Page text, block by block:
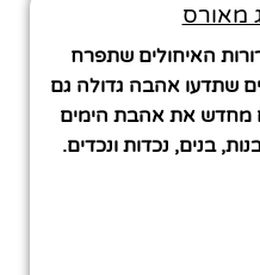
מאורס
האיחולים שתפרח
שתדעו אהבה גדולה גם
מחדש את אהבת הימים
בנים, נכדות ונכדים.